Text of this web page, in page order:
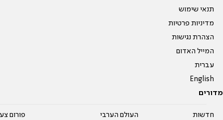
תנאי שימוש
מדיניות פרטיות
הצהרת נגישות
המייל האדום
עברית
English
מדורים
חדשות
העולם הערבי
פורום